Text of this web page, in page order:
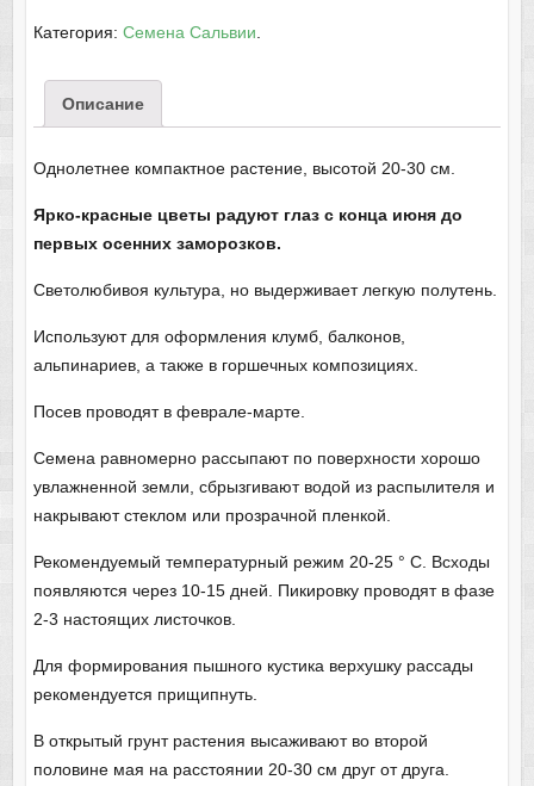
Категория: Семена Сальвии
Описание
Однолетнее компактное растение, высотой 20-30 см.
Ярко-красные цветы радуют глаз с конца июня до
первых осенних заморозков.
Светолюбивоя культура, но выдерживает легкую полутень.
Используют для оформления клумб, балконов,
альпинариев, а также в горшечных композициях.
Посев проводят в феврале-марте.
Семена равномерно рассыпают по поверхности хорошо
увлажненной земли, сбрызгивают водой из распылителя и
накрывают стеклом или прозрачной пленкой.
Рекомендуемый температурный режим 20-25 ° C. Всходы
появляются через 10-15 дней. Пикировку проводят в фазе
2-3 настоящих листочков.
Для формирования пышного кустика верхушку рассады
рекомендуется прищипнуть.
В открытый грунт растения высаживают во второй
половине мая на расстоянии 20-30 см друг от друга.